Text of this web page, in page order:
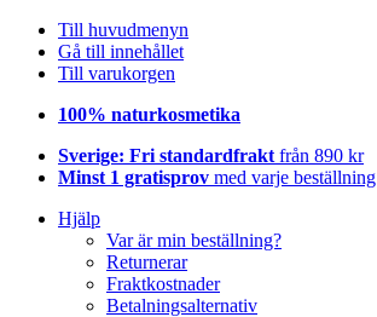
Till huvudmenyn
Gå till innehållet
Till varukorgen
100% naturkosmetika
Sverige: Fri standardfrakt från 890 kr
Minst 1 gratisprov med varje beställning
Hjälp
Var är min beställning?
Returnerar
Fraktkostnader
Betalningsalternativ